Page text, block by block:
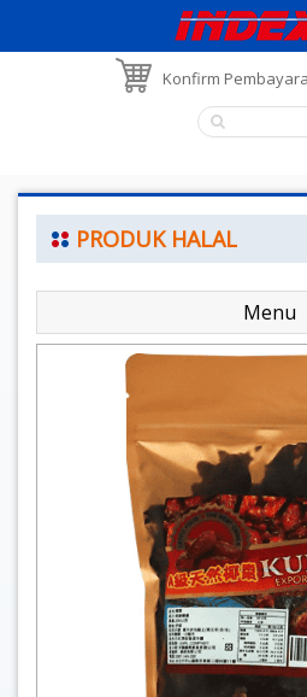
Konfirm
PRODUK HALAL
Menu